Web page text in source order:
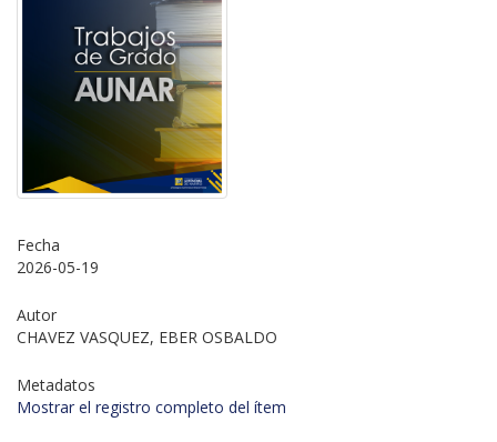
Fecha
2026-05-19
Autor
CHAVEZ VASQUEZ, EBER OSBALDO
Metadatos
Mostrar el registro completo del ítem